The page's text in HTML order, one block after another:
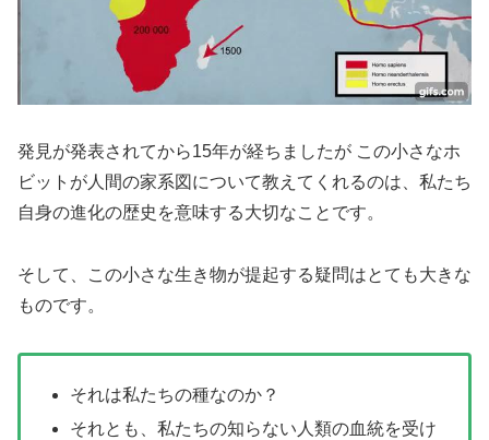
発見が発表されてから15年が経ちましたが この小さなホ
ビットが人間の家系図について教えてくれるのは、私たち
自身の進化の歴史を意味する大切なことです。
そして、この小さな生き物が提起する疑問はとても大きな
ものです。
それは私たちの種なのか？
それとも、私たちの知らない人類の血統を受け